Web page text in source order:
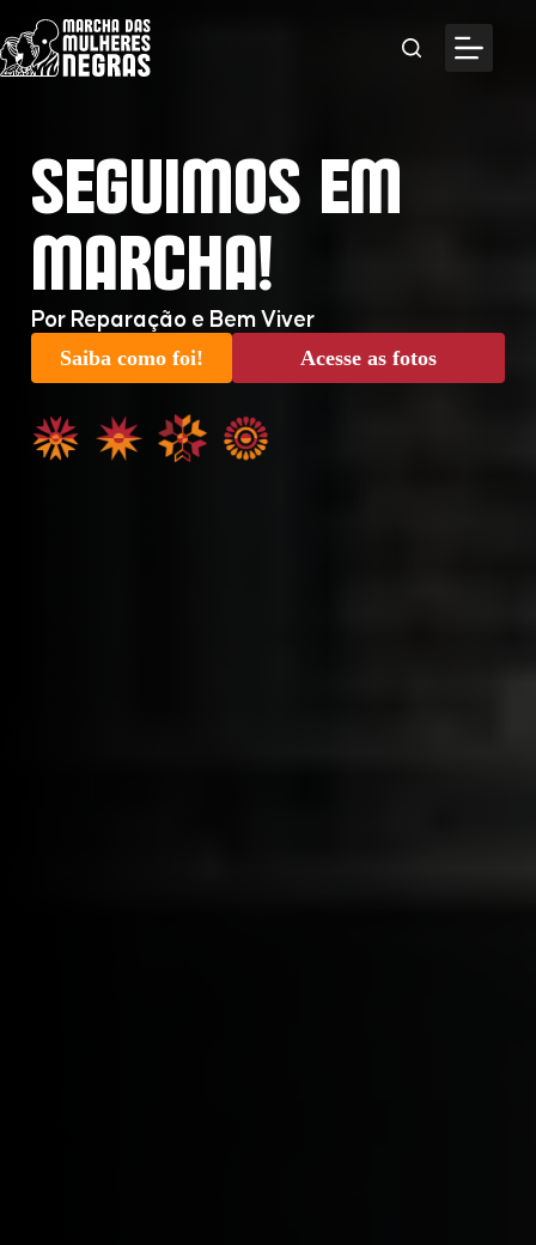
SEGUIMOS EM
MARCHA!
Por Reparação e Bem Viver
Saiba como foi! Acesse as fotos